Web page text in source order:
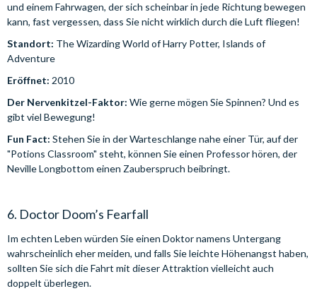
und einem Fahrwagen, der sich scheinbar in jede Richtung bewegen
kann, fast vergessen, dass Sie nicht wirklich durch die Luft fliegen!
Standort: The Wizarding World of Harry Potter, Islands of
Adventure
Eröffnet: 2010
Der Nervenkitzel-Faktor: Wie gerne mögen Sie Spinnen? Und es
gibt viel Bewegung!
Fun Fact: Stehen Sie in der Warteschlange nahe einer Tür, auf der
"Potions Classroom" steht, können Sie einen Professor hören, der
Neville Longbottom einen Zauberspruch beibringt.
6. Doctor Doom’s Fearfall
Im echten Leben würden Sie einen Doktor namens Untergang
wahrscheinlich eher meiden, und falls Sie leichte Höhenangst haben,
sollten Sie sich die Fahrt mit dieser Attraktion vielleicht auch
doppelt überlegen.